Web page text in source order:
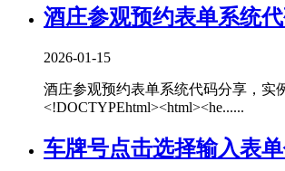
酒庄参观预约表单系统
2026-01-15
酒庄参观预约表单系统代码分享，实
<!DOCTYPEhtml><html><he......
车牌号点击选择输入表